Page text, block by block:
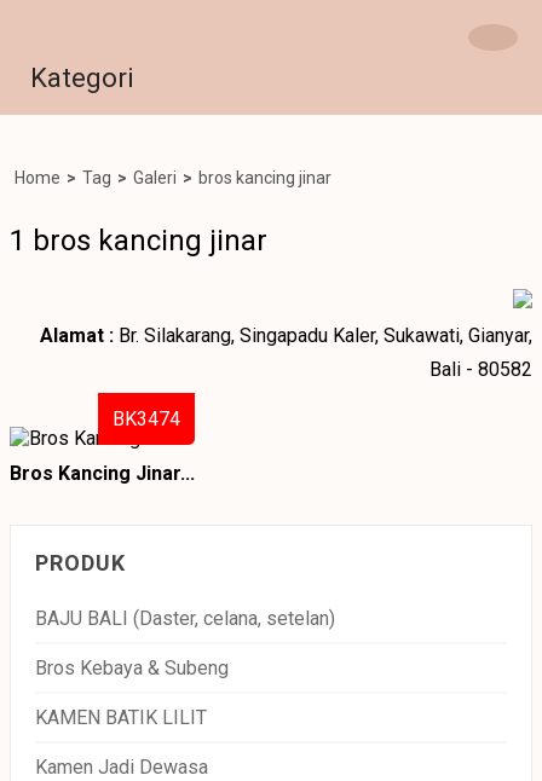
Kategori
Home > Tag > Galeri > bros kancing jinar
1 bros kancing jinar
Alamat : Br. Silakarang, Singapadu Kaler, Sukawati, Gianyar,
Bali - 80582
BK3474
Bros Kancing Jinar...
PRODUK
BAJU BALI (Daster, celana, setelan)
Bros Kebaya & Subeng
KAMEN BATIK LILIT
Kamen Jadi Dewasa